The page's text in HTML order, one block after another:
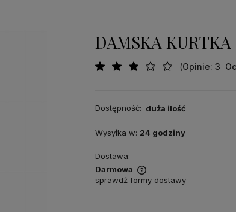
DAMSKA
(Opinie: 3
Dostępność: duża ilość
Wysyłka w: 24 godziny
Dostawa:
Darmowa
sprawdź formy dostawy